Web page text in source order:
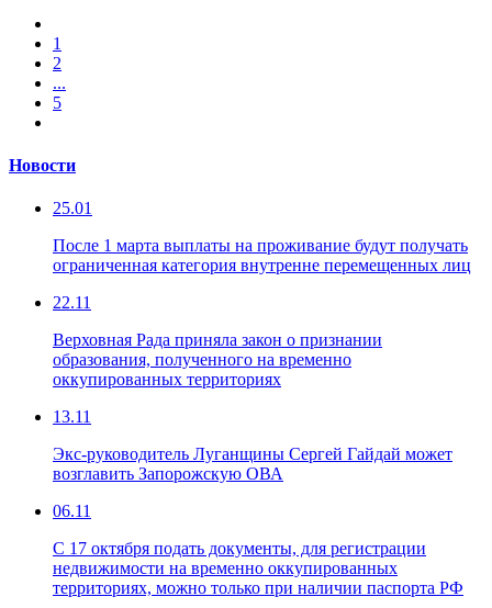
1
2
...
5
Новости
25.01
После 1 марта выплаты на проживание будут получать
ограниченная категория внутренне перемещенных лиц
22.11
Верховная Рада приняла закон о признании
образования, полученного на временно
оккупированных территориях
13.11
Экс-руководитель Луганщины Сергей Гайдай может
возглавить Запорожскую ОВА
06.11
С 17 октября подать документы, для регистрации
недвижимости на временно оккупированных
территориях, можно только при наличии паспорта РФ